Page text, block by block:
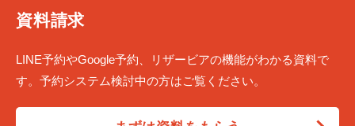
資料請求
LINE予約やGoogle予約、リザービアの機能がわかる資料で
す。予約システム検討中の方はご覧ください。